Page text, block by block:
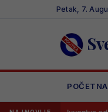
Petak, 7.
POČETNA